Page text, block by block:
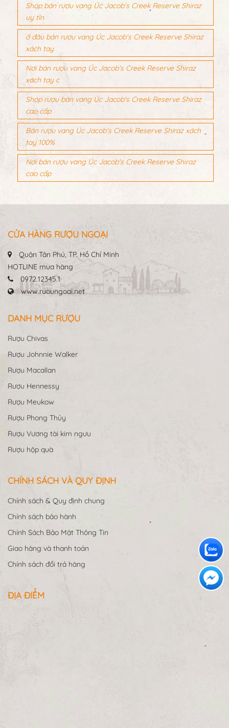
Shop bán rượu vang Úc Jacob's Creek Reserve Shiraz
uy tín
ở đâu bán rượu vang Úc Jacob's Creek Reserve Shiraz
xách tay
Nơi bán rượu vang Úc Jacob's Creek Reserve Shiraz
xách tay c
Shop rượu bán vang Úc Jacob's Creek Reserve Shiraz
cao cấp
Bán rượu vang Úc Jacob's Creek Reserve Shiraz xách
tay 100%
Nơi bán rượu vang Úc Jacob's Creek Reserve Shiraz
cao cấp
CỬA HÀNG RƯỢU NGOẠI
Quận Tân Phú, TP. Hồ Chí Minh
HOTLINE mua hàng
0972.12345.1
www.ruoungoai.net
DANH MỤC RƯỢU
Rượu Chivas
Rượu Johnnie Walker
Rượu Macallan
Rượu Hennessy
Rượu Meukow
Rượu Phong Thủy
Rượu Vương tài kim ngưu
Rượu hộp quà
CHÍNH SÁCH VÀ QUY ĐỊNH
Chính sách & Quy định chung
Chính sách bảo hành
Chính Sách Bảo Mật Thông Tin
Giao hàng và thanh toán
Chính sách đổi trả hàng
ĐỊA ĐIỂM